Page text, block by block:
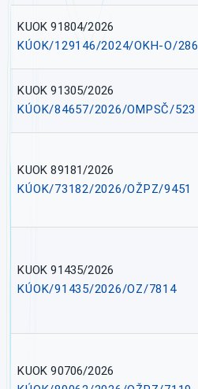
KUOK 91804/2026
KÚOK/129146/2024/OKH-O/286
KUOK 91305/2026
KÚOK/84657/2026/OMPSČ/523
KUOK 89181/2026
KÚOK/73182/2026/OŽPZ/9451
KUOK 91435/2026
KÚOK/91435/2026/OZ/7814
KUOK 90706/2026